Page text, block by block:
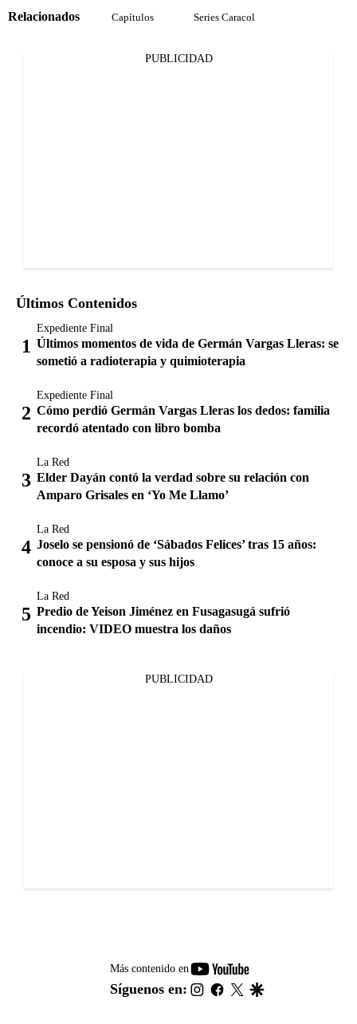
Relacionados Capítulos Series Caracol
PUBLICIDAD
Últimos Contenidos
Expediente Final
Últimos momentos de vida de Germán Vargas Lleras: se
sometió a radioterapia y quimioterapia
Expediente Final
Cómo perdió Germán Vargas Lleras los dedos: familia
recordó atentado con libro bomba
La Red
Elder Dayán contó la verdad sobre su relación con
Amparo Grisales en ‘Yo Me Llamo’
La Red
Joselo se pensionó de ‘Sábados Felices’ tras 15 años:
conoce a su esposa y sus hijos
La Red
Predio de Yeison Jiménez en Fusagasugá sufrió
incendio: VIDEO muestra los daños
PUBLICIDAD
Más contenido en
youtube-
footer
Síguenos en: instagram
facebook
twitter